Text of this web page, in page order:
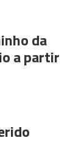
da
a partir